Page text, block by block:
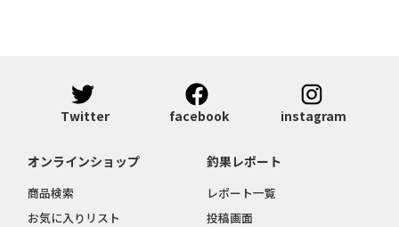
Twitter facebook instagram
オンラインショップ
商品検索
お気に入りリスト
釣果レポート
レポート一覧
投稿画面